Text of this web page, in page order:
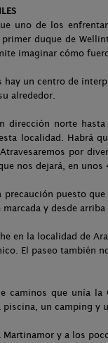
uno de los
duque de
imaginar cómo
hay un centro de
alrededor.
dirección norte
localidad. Habrá
por
nos dejará, en
precaución puesto
y desde
en la localidad de
El paseo también
caminos que unía la
un camping y
y a los